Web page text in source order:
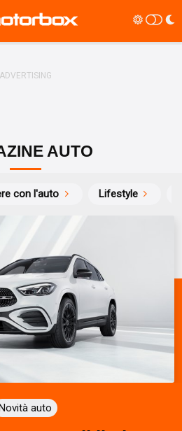
AUTO
con l'auto Lifestyle
auto